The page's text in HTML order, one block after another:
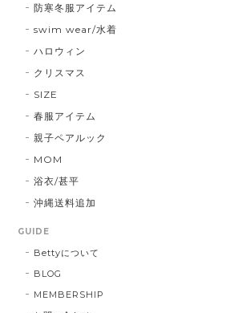
防寒冬服アイテム
swim wear/水着
ハロウィン
クリスマス
SIZE
春服アイテム
親子ペアルック
MOM
浴衣/甚平
沖縄送料追加
GUIDE
Bettyについて
BLOG
MEMBERSHIP